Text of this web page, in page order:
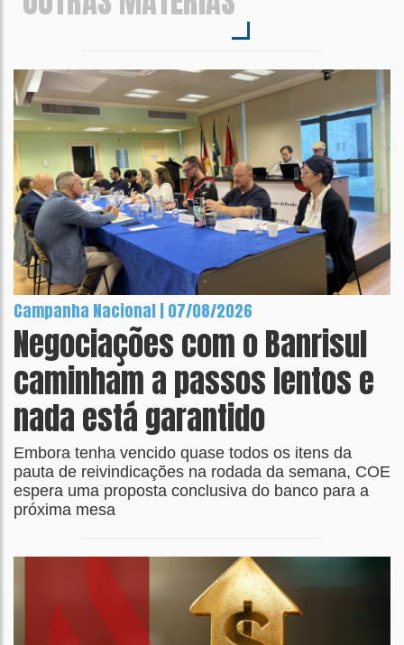
Campanha Nacional | 07/08/2026
Negociações com o Banrisul
caminham a passos lentos e
nada está garantido
Embora tenha vencido quase todos os itens da
pauta de reivindicações na rodada da semana, COE
espera uma proposta conclusiva do banco para a
próxima mesa